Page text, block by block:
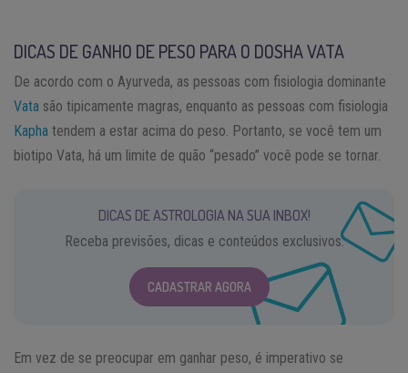
DICAS DE GANHO DE PESO PARA O DOSHA VATA
De acordo com o Ayurveda, as pessoas com fisiologia dominante
Vata são tipicamente magras, enquanto as pessoas com fisiologia
Kapha tendem a estar acima do peso. Portanto, se você tem um
biotipo Vata, há um limite de quão “pesado” você pode se tornar.
DICAS DE ASTROLOGIA NA SUA INBOX!
Receba previsões, dicas e conteúdos exclusivos.
CADASTRAR AGORA
Em vez de se preocupar em ganhar peso, é imperativo se